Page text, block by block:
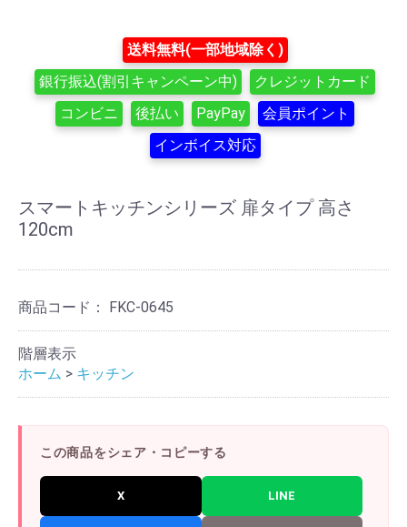
送料無料(一部地域除く)
銀行振込(割引キャンペーン中)
クレジットカード
コンビニ
後払い PayPay
会員ポイント
インボイス対応
スマートキッチンシリーズ 扉タイプ 高さ
120cm
商品コード： FKC-0645
階層表示
ホーム > キッチン
この商品をシェア・コピーする
X LINE